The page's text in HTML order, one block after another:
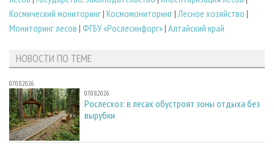
Космический мониторинг| Космомониторинг| Лесное хозяйство |
Мониторинг лесов | ФГБУ «Рослесинфорг»| Алтайский край
НОВОСТИ ПО ТЕМЕ
07.08.2026
07.08.2026
Рослесхоз: в лесах обустроят зоны отдыха без
вырубки